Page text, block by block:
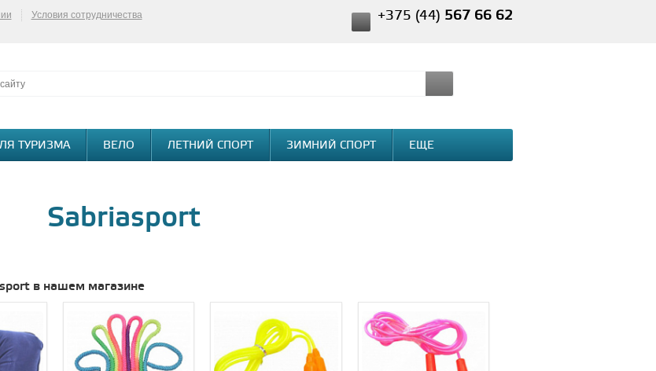
Условия сотрудничества +375 (44) 567 66 62
ТУРИЗМА ВЕЛО ЛЕТНИЙ СПОРТ ЗИМНИЙ СПОРТ ЕЩЕ
Sabriasport
в нашем магазине